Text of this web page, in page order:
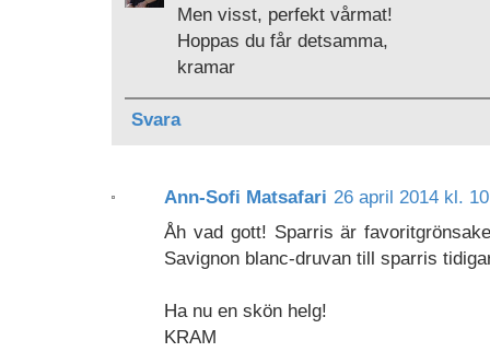
Men visst, perfekt vårmat!
Hoppas du får detsamma,
kramar
Svara
Ann-Sofi Matsafari 26 april 2014 kl.
Åh vad gott! Sparris är
Savignon blanc-druvan till sparris
Ha nu en skön helg!
KRAM